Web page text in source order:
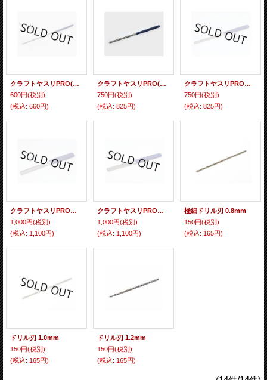
クラフトヤスリPRO(丸/3mm)
600円(税別)
(税込: 660円)
クラフトヤスリPRO(丸/6mm)
750円(税別)
(税込: 825円)
クラフトヤスリPRO（半丸・10mm幅）
750円(税別)
(税込: 825円)
クラフトヤスリPRO（半丸・15mm幅）
1,000円(税別)
(税込: 1,100円)
クラフトヤスリPRO（平・16mm幅）
1,000円(税別)
(税込: 1,100円)
極細ドリル刃 0.8mm
150円(税別)
(税込: 165円)
ドリル刃 1.0mm
150円(税別)
(税込: 165円)
ドリル刃 1.2mm
150円(税別)
(税込: 165円)